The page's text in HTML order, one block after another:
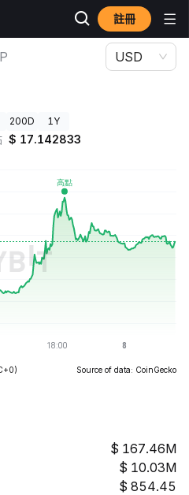
註冊
USD
200D 1Y
$ 17.142833
Source of data: CoinGecko
167.46M
10.03M
854.45